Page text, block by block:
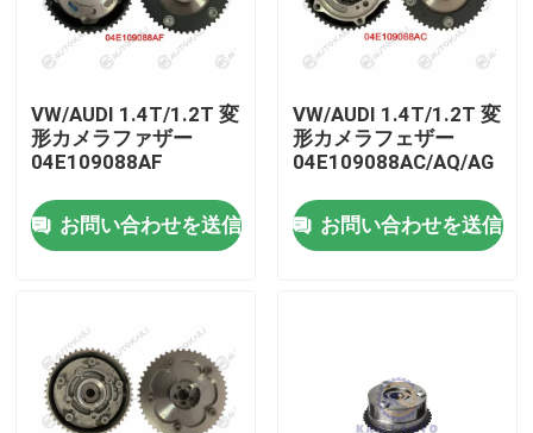
家へ
わたしたち に つい て
工場 ツアー
VW/AUDI 1.4T/1.2T 変
形カメラファザー
04E109088AF
お問い合わせを送信
VW/AUDI 1.4T/1.2T 変
形カメラフェザー
04E109088AC/AQ/AG
お問い合わせを送信